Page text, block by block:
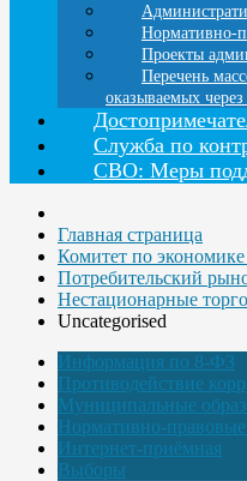
Нормативно-
Проекты
Перечень
оказываемых
Служба по
СВО: Меры
Главная страница
Комитет по
Потребительский
Нестационарные
Uncategorised
Информация по 8-ФЗ
Противодействие
Муниципальные
Нормативно-
Интернет-приёмная
Выборы